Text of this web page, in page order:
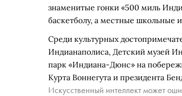
знаменитые гонки «500 миль
баскетболу, а местные школьные
Среди культурных
Индианаполиса, Детский музей
парк «Индиана-Дюнс» на
Курта Воннегута и президента
Искусственный интеллект может